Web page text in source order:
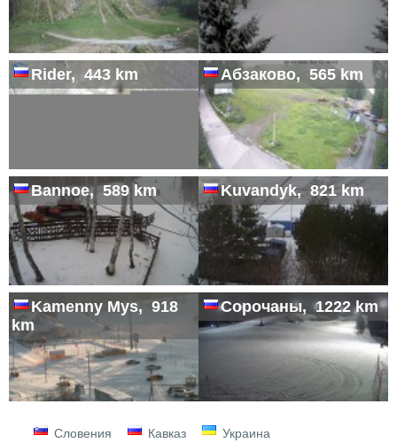
Rider, 443 km Абзаково, 565 km
Bannoe, 589 km Kuvandyk, 821 km
Kamenny Mys, 918
km
Сорочаны, 1222 km
Словения Кавказ
Украина